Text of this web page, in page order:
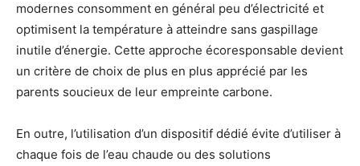
modernes consomment en général peu d’électricité et
optimisent la température à atteindre sans gaspillage
inutile d’énergie. Cette approche écoresponsable devient
un critère de choix de plus en plus apprécié par les
parents soucieux de leur empreinte carbone.
En outre, l’utilisation d’un dispositif dédié évite d’utiliser à
chaque fois de l’eau chaude ou des solutions